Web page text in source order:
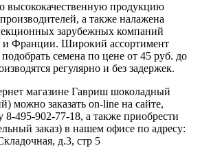
высококачественную продукцию
а также налажена
зарубежных компаний
и Франции. Широкий ассортимент
семена по цене от 45 руб. до
регулярно и без задержек.
магазине Гавриш шоколадный
можно заказать on-line на сайте,
8-495-902-77-18, а также приобрести
заказ) в нашем офисе по адресу:
д.3, стр 5